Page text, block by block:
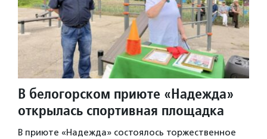
В белогорском приюте «Надежда»
открылась спортивная площадка
В приюте «Надежда» состоялось торжественное